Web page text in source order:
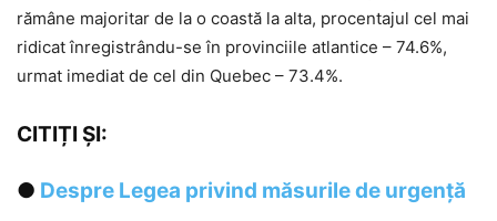
rămâne majoritar de la o coastă la alta, procentajul cel mai
ridicat înregistrându-se în provinciile atlantice – 74.6%,
urmat imediat de cel din Quebec – 73.4%.
CITIȚI ȘI:
● Despre Legea privind măsurile de urgență